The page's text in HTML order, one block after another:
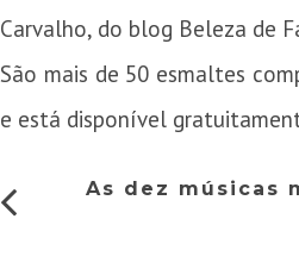
Carvalho, do blog Beleza de
São mais de 50 esmaltes
e está disponível
As dez músicas